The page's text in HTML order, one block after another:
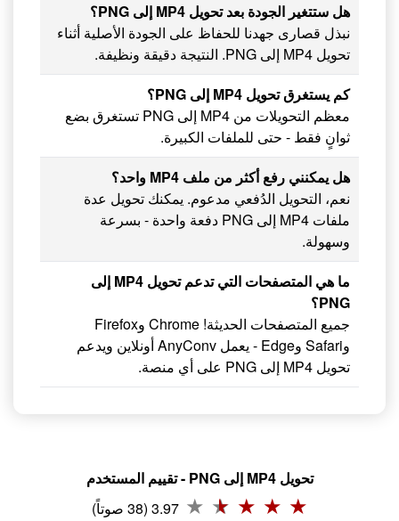
هل ستتغير الجودة بعد تحويل MP4 إلى PNG؟
نبذل قصارى جهدنا للحفاظ على الجودة الأصلية أثناء
تحويل MP4 إلى PNG. النتيجة دقيقة ونظيفة.
كم يستغرق تحويل MP4 إلى PNG؟
معظم التحويلات من MP4 إلى PNG تستغرق بضع
ثوانٍ فقط - حتى للملفات الكبيرة.
هل يمكنني رفع أكثر من ملف MP4 واحد؟
نعم، التحويل الدُفعي مدعوم. يمكنك تحويل عدة
ملفات MP4 إلى PNG دفعة واحدة - بسرعة
وسهولة.
ما هي المتصفحات التي تدعم تحويل MP4 إلى
PNG؟
جميع المتصفحات الحديثة! Chrome وFirefox
وSafari وEdge - يعمل AnyConv أونلاين ويدعم
تحويل MP4 إلى PNG على أي منصة.
تحويل MP4 إلى PNG - تقييم المستخدم
3.97 (38 صوتاً)